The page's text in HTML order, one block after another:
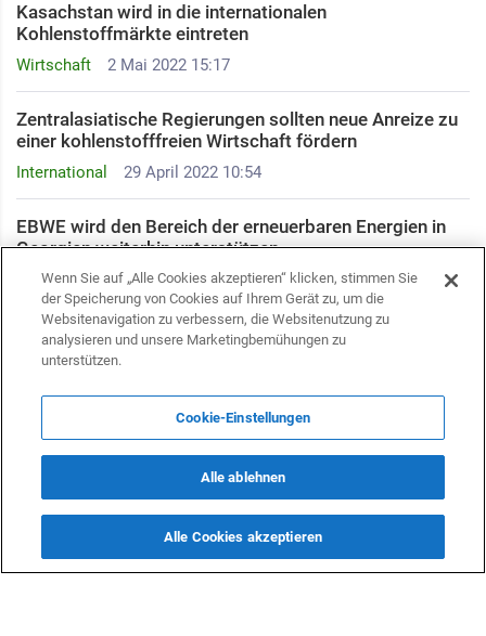
Wirtschaft 2 Mai 2022 15:17
Kasachstan wird in die internationalen
Kohlenstoffmärkte eintreten
International 29 April 2022 10:54
Zentralasiatische Regierungen sollten neue Anreize zu
einer kohlenstofffreien Wirtschaft fördern
Wirtschaft 28 März 2022 15:00
EBWE wird den Bereich der erneuerbaren Energien in
Georgien weiterhin unterstützen
USA und Aserbaidschan müssen ein neues Kapitel in
der Geschichte der Weltenergie schreiben
Wirtschaft
Die Schweiz will einen wirksamen Beitrag zur
Entwicklung Zentralasiens leisten
OECD kann Turkmenistan in ein zukünftiges Projekt zur
Handels- und Verkehrsanbindung einbeziehen
Wenn Sie auf „Alle Cookies akzeptieren“ klicken, stimmen Sie
der Speicherung von Cookies auf Ihrem Gerät zu, um die
Websitenavigation zu verbessern, die Websitenutzung zu
analysieren und unsere Marketingbemühungen zu
unterstützen.
Cookie-Einstellungen
Alle ablehnen
Alle Cookies akzeptieren